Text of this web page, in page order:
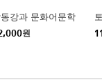
강과 문화어문학
원